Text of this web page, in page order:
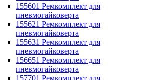
155601 Ремкомплект для
пневмогайковерта
155621 Ремкомплект для
пневмогайковерта
155631 Ремкомплект для
пневмогайковерта
156651 Ремкомплект для
пневмогайковерта
157701 Ремкомплект для